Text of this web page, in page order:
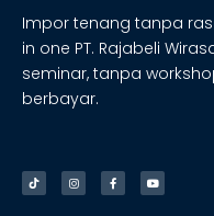
Impor tenang tanpa
in one PT. Rajabeli
seminar, tanpa
berbayar.